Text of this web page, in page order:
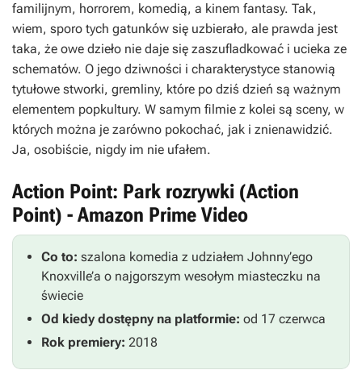
familijnym, horrorem, komedią, a kinem fantasy. Tak,
wiem, sporo tych gatunków się uzbierało, ale prawda jest
taka, że owe dzieło nie daje się zaszufladkować i ucieka ze
schematów. O jego dziwności i charakterystyce stanowią
tytułowe stworki, gremliny, które po dziś dzień są ważnym
elementem popkultury. W samym filmie z kolei są sceny, w
których można je zarówno pokochać, jak i znienawidzić.
Ja, osobiście, nigdy im nie ufałem.
Action Point: Park rozrywki (Action
Point) - Amazon Prime Video
Co to: szalona komedia z udziałem Johnny’ego
Knoxville’a o najgorszym wesołym miasteczku na
świecie
Od kiedy dostępny na platformie: od 17 czerwca
Rok premiery: 2018